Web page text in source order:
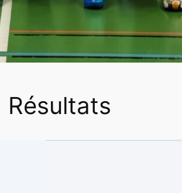
Résultats